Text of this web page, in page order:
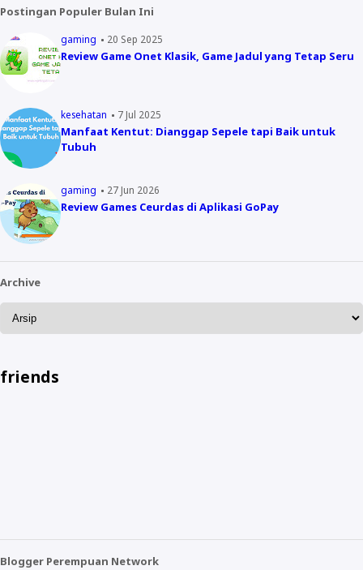
Postingan Populer Bulan Ini
gaming 20 Sep 2025
Review Game Onet Klasik, Game Jadul yang Tetap Seru
kesehatan 7 Jul 2025
Manfaat Kentut: Dianggap Sepele tapi Baik untuk
Tubuh
gaming 27 Jun 2026
Review Games Ceurdas di Aplikasi GoPay
Archive
friends
Blogger Perempuan Network